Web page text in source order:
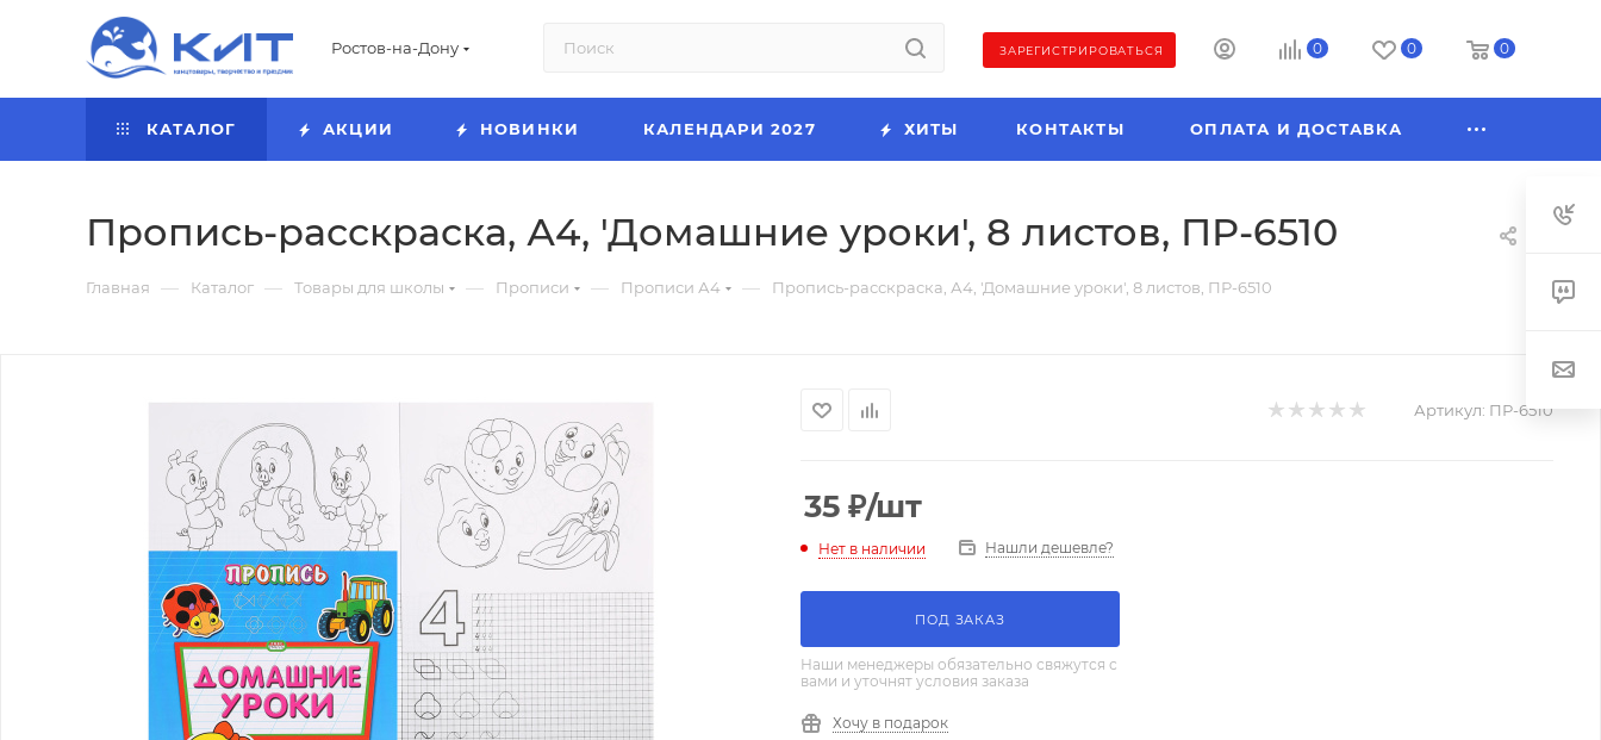
Ростов-на-Дону ЗАРЕГИСТРИРОВАТЬСЯ 0 0 0
КАТАЛОГ АКЦИИ НОВИНКИ КАЛЕНДАРИ 2027 ХИТЫ КОНТАКТЫ ОПЛАТА И ДОСТАВКА
Пропись-расскраска, А4, 'Домашние уроки', 8 листов, ПР-6510
Главная — Каталог — Товары для школы — Прописи — Прописи А4 — Пропись-расскраска, А4, 'Домашние уроки', 8 листов, ПР-6510
Артикул: ПР-6510
35 ₽/шт
Нет в наличии Нашли дешевле?
ПОД ЗАКАЗ
Наши менеджеры обязательно свяжутся с
вами и уточнят условия заказа
Хочу в подарок